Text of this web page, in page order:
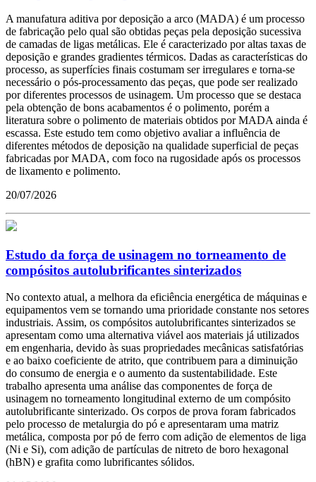
A manufatura aditiva por deposição a arco (MADA) é um processo
de fabricação pelo qual são obtidas peças pela deposição sucessiva
de camadas de ligas metálicas. Ele é caracterizado por altas taxas de
deposição e grandes gradientes térmicos. Dadas as características do
processo, as superfícies finais costumam ser irregulares e torna-se
necessário o pós-processamento das peças, que pode ser realizado
por diferentes processos de usinagem. Um processo que se destaca
pela obtenção de bons acabamentos é o polimento, porém a
literatura sobre o polimento de materiais obtidos por MADA ainda é
escassa. Este estudo tem como objetivo avaliar a influência de
diferentes métodos de deposição na qualidade superficial de peças
fabricadas por MADA, com foco na rugosidade após os processos
de lixamento e polimento.
20/07/2026
Estudo da força de usinagem no torneamento de
compósitos autolubrificantes sinterizados
No contexto atual, a melhora da eficiência energética de máquinas e
equipamentos vem se tornando uma prioridade constante nos setores
industriais. Assim, os compósitos autolubrificantes sinterizados se
apresentam como uma alternativa viável aos materiais já utilizados
em engenharia, devido às suas propriedades mecânicas satisfatórias
e ao baixo coeficiente de atrito, que contribuem para a diminuição
do consumo de energia e o aumento da sustentabilidade. Este
trabalho apresenta uma análise das componentes de força de
usinagem no torneamento longitudinal externo de um compósito
autolubrificante sinterizado. Os corpos de prova foram fabricados
pelo processo de metalurgia do pó e apresentaram uma matriz
metálica, composta por pó de ferro com adição de elementos de liga
(Ni e Si), com adição de partículas de nitreto de boro hexagonal
(hBN) e grafita como lubrificantes sólidos.